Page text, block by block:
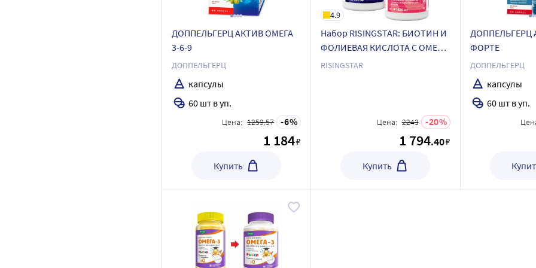
ДОППЕЛЬГЕРЦ АКТИВ ОМЕГА
3-6-9
ДОППЕЛЬГЕРЦ
капсулы
60 шт в уп.
Цена: 1259.57 6
1 184₽
Купить
4.9
Набор RISINGSTAR: БИОТИН И
ФОЛИЕВАЯ КИСЛОТА С ОМЕГА
3 60 капс.+ МУМИЕ С
RISINGSTAR
Цена: 2243 20
1 794.40₽
Купить
ДОППЕЛЬГЕРЦ
ФОРТЕ
ДОППЕЛЬГЕРЦ
капсулы
60 шт в уп.